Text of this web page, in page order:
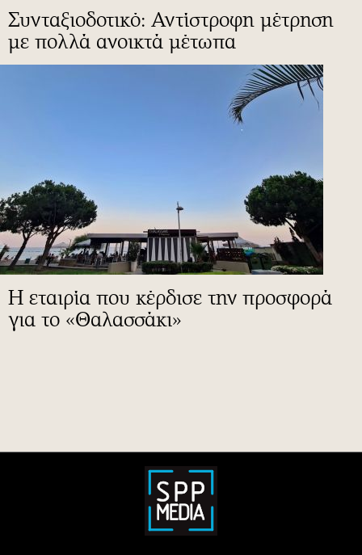
Συνταξιοδοτικό: Αντίστροφη μέτρηση
με πολλά ανοικτά μέτωπα
Η εταιρία που κέρδισε την προσφορά
για το «Θαλασσάκι»